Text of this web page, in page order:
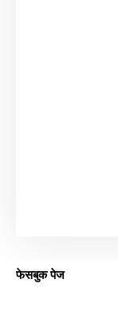
फेसबुक पेज